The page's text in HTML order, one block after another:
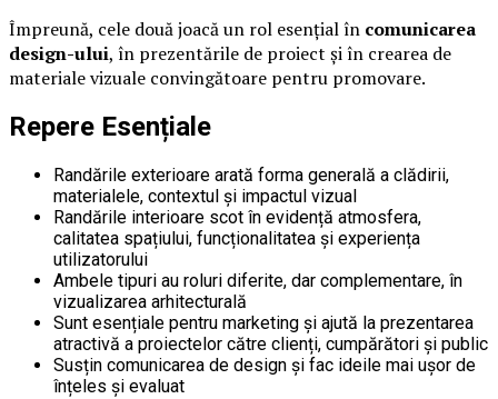
Împreună, cele două joacă un rol esențial în comunicarea
design-ului, în prezentările de proiect și în crearea de
materiale vizuale convingătoare pentru promovare.
Repere Esențiale
Randările exterioare arată forma generală a clădirii,
materialele, contextul și impactul vizual
Randările interioare scot în evidență atmosfera,
calitatea spațiului, funcționalitatea și experiența
utilizatorului
Ambele tipuri au roluri diferite, dar complementare, în
vizualizarea arhitecturală
Sunt esențiale pentru marketing și ajută la prezentarea
atractivă a proiectelor către clienți, cumpărători și public
Susțin comunicarea de design și fac ideile mai ușor de
înțeles și evaluat